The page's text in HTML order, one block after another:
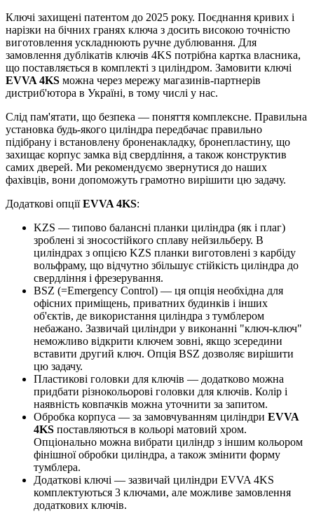
Ключі захищені патентом до 2025 року. Поєднання кривих і
нарізки на бічних гранях ключа з досить високою точністю
виготовлення ускладнюють ручне дублювання. Для
замовлення дублікатів ключів 4KS потрібна картка власника,
що поставляється в комплекті з циліндром. Замовити ключі
EVVA 4KS можна через мережу магазинів-партнерів
дистриб'ютора в Україні, в тому числі у нас.
Слід пам'ятати, що безпека — поняття комплексне. Правильна
установка будь-якого циліндра передбачає правильно
підібрану і встановлену броненакладку, бронепластину, що
захищає корпус замка від свердління, а також конструктив
самих дверей. Ми рекомендуємо звернутися до наших
фахівців, вони допоможуть грамотно вирішити цю задачу.
Додаткові опціїEVVA 4KS:
KZS — типово балансні планки циліндра (як і плаг)
зроблені зі зносостійкого сплаву нейзильберу. В
циліндрах з опцією KZS планки виготовлені з карбіду
вольфраму, що відчутно збільшує стійкість циліндра до
свердління і фрезерування.
BSZ (=Emergency Control) — ця опція необхідна для
офісних приміщень, приватних будинків і інших
об'єктів, де використання циліндра з тумблером
небажано. Зазвичай циліндри у виконанні "ключ-ключ"
неможливо відкрити ключем зовні, якщо зсередини
вставити другий ключ. Опція BSZ дозволяє вирішити
цю задачу.
Пластикові головки для ключів — додатково можна
придбати різнокольорові головки для ключів. Колір і
наявність ковпачків можна уточнити за запитом.
Обробка корпуса — за замовчуванням циліндри EVVA
4KS поставляються в кольорі матовий хром.
Опціонально можна вибрати циліндр з іншим кольором
фінішної обробки циліндра, а також змінити форму
тумблера.
Додаткові ключі — зазвичай циліндри EVVA 4KS
комплектуються 3 ключами, але можливе замовлення
додаткових ключів.